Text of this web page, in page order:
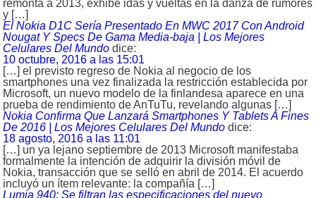
remonta a 2013, exhibe idas y vueltas en la danza de rumores
y […]
El Nokia D1C Sería Presentado En MWC 2017 Con Android
Nougat Y Specs De Gama Media-baja | Los Mejores
Celulares Del Mundo dice:
10 octubre, 2016 a las 15:01
[…] el previsto regreso de Nokia al negocio de los
smartphones una vez finalizada la restricción establecida por
Microsoft, un nuevo modelo de la finlandesa aparece en una
prueba de rendimiento de AnTuTu, revelando algunas […]
Nokia Confirma Que Lanzará Smartphones Y Tablets A Fines
De 2016 | Los Mejores Celulares Del Mundo dice:
18 agosto, 2016 a las 11:01
[…] un ya lejano septiembre de 2013 Microsoft manifestaba
formalmente la intención de adquirir la división móvil de
Nokia, transacción que se selló en abril de 2014. El acuerdo
incluyó un ítem relevante: la compañía […]
Lumia 940: Se filtran las especificaciones del nuevo